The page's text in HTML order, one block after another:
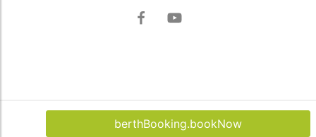
berthBooking.bookNow